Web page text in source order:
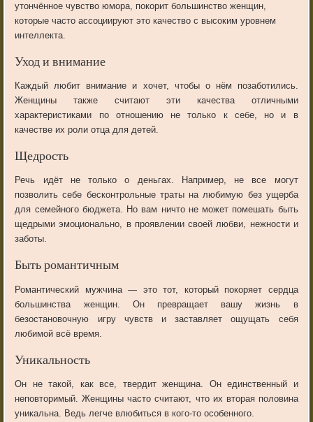
утончённое чувство юмора, покорит большинство женщин,
которые часто ассоциируют это качество с высоким уровнем
интеллекта.
Уход и внимание
Каждый любит внимание и хочет, чтобы о нём позаботились.
Женщины также считают эти качества отличными
характеристиками по отношению не только к себе, но и в
качестве их роли отца для детей.
Щедрость
Речь идёт не только о деньгах. Например, не все могут
позволить себе бесконтрольные траты на любимую без ущерба
для семейного бюджета. Но вам ничто не может помешать быть
щедрыми эмоционально, в проявлении своей любви, нежности и
заботы.
Быть романтичным
Романтический мужчина — это тот, который покоряет сердца
большинства женщин. Он превращает вашу жизнь в
безостановочную игру чувств и заставляет ощущать себя
любимой всё время.
Уникальность
Он не такой, как все, твердит женщина. Он единственный и
неповторимый. Женщины часто считают, что их вторая половина
уникальна. Ведь легче влюбиться в кого-то особенного.